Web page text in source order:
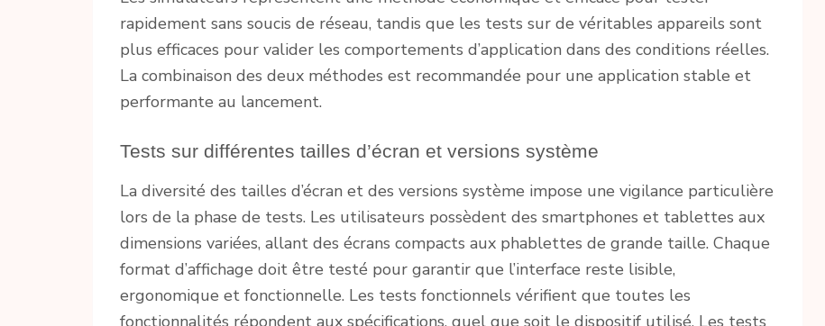
rapidement sans soucis de réseau, tandis que les tests sur de véritables appareils sont
plus efficaces pour valider les comportements d’application dans des conditions réelles.
La combinaison des deux méthodes est recommandée pour une application stable et
performante au lancement.
Tests sur différentes tailles d’écran et versions système
La diversité des tailles d’écran et des versions système impose une vigilance particulière
lors de la phase de tests. Les utilisateurs possèdent des smartphones et tablettes aux
dimensions variées, allant des écrans compacts aux phablettes de grande taille. Chaque
format d’affichage doit être testé pour garantir que l’interface reste lisible,
ergonomique et fonctionnelle. Les tests fonctionnels vérifient que toutes les